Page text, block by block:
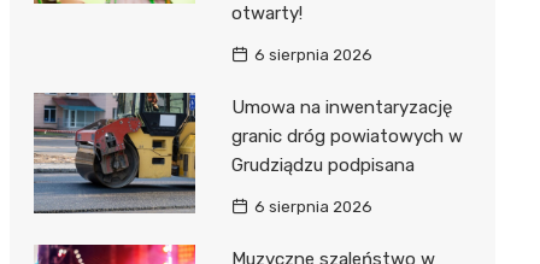
otwarty!
6 sierpnia 2026
Umowa na inwentaryzację
granic dróg powiatowych w
Grudziądzu podpisana
6 sierpnia 2026
Muzyczne szaleństwo w